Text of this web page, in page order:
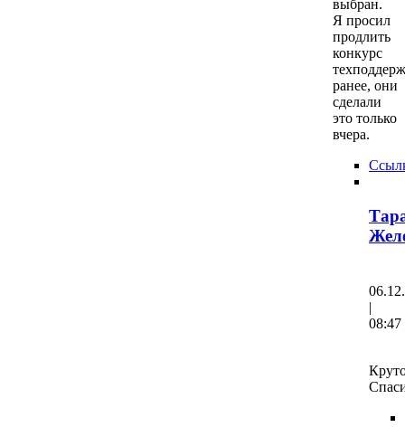
выбран.
Я просил
продлить
конкурс
ранее, они
сделали
это только
вчера.
|
08:47